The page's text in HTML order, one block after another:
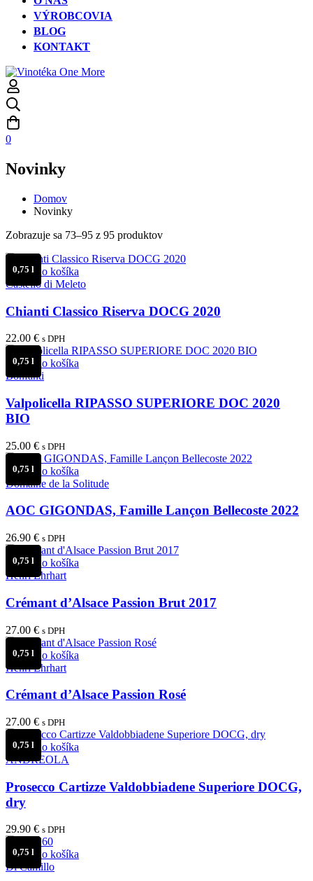
VÝROBCOVIA
BLOG
KONTAKT
0
Novinky
Domov
Novinky
Novinky
Zobrazuje sa 73–95 z 95 produktovZoradené
ceny:
najvyššiu
Pridať do košíka
Castello di Meleto
Chianti Classico Riserva DOCG 2020
22.00 € s DPH
0,75 l
Pridať do košíka
Bonfanti
Valpolicella RIPASSO SUPERIORE DOC 2020
BIO
25.00 € s DPH
0,75 l
Pridať do košíka
Domaine de la Solitude
AOC GIGONDAS, Famille Lançon Bellecoste 2022
26.90 € s DPH
0,75 l
Pridať do košíka
Henri Ehrhart
Crémant d’Alsace Passion Brut 2017
27.00 € s DPH
0,75 l
Pridať do košíka
Henri Ehrhart
Crémant d’Alsace Passion Rosé
27.00 € s DPH
0,75 l
Pridať do košíka
ANDREOLA
Prosecco Cartizze Valdobbiadene Superiore DOCG,
dry
29.90 € s DPH
0,75 l
Pridať do košíka
Di Camillo
0,75 l